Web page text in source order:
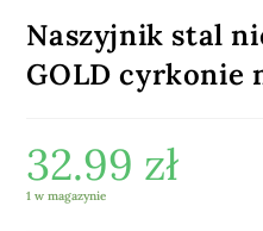
Naszyjnik stal
GOLD cyrkonie
32.99 zł
1 w magazynie